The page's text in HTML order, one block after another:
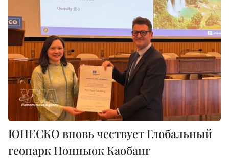
ЮНЕСКО вновь чествует Глобальный
геопарк Нонныок Каобанг